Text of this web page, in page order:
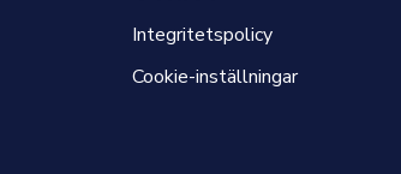
Integritetspolicy
Cookie-inställningar